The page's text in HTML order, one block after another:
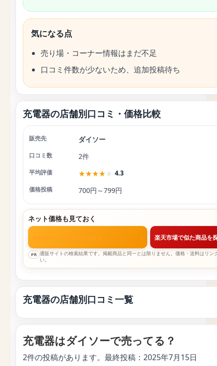
気になる点
売り場・コーナー情報はまだ不足
口コミ件数が少ないため、追加投稿待ち
充電器の店舗別口コミ・価格比較
店舗 口コミ数 平均評価
ダイソー
2件
★★★★ ★ 4.3
700円～799円
ネット価格も見ておく
› 楽天市場で似た商品を
PR 通販サイトの検索結果です。掲載商品と同一とは限りません。価格・送料はリン
い。
充電器の店舗別口コミ一覧
充電器はダイソーで売ってる？
2件の投稿があります。最終投稿： 2025年7月15日